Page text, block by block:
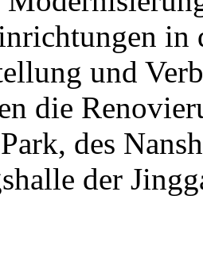
und
die
des
der